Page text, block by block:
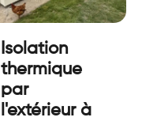
Isolation
thermique
par
l'extérieur à